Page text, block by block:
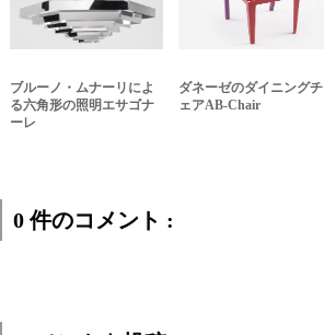
ブルーノ・ムナーリによ
る六角形の照明エサゴナ
ーレ
ダネーゼのダイニングチ
ェアAB-Chair
0 件のコメント :